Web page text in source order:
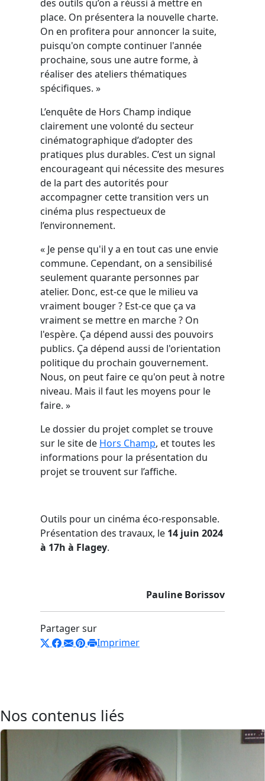
des outils qu’on a réussi à mettre en
place. On présentera la nouvelle charte.
On en profitera pour annoncer la suite,
puisqu'on compte continuer l'année
prochaine, sous une autre forme, à
réaliser des ateliers thématiques
spécifiques. »
L’enquête de Hors Champ indique
clairement une volonté du secteur
cinématographique d’adopter des
pratiques plus durables. C’est un signal
encourageant qui nécessite des mesures
de la part des autorités pour
accompagner cette transition vers un
cinéma plus respectueux de
l’environnement.
« Je pense qu'il y a en tout cas une envie
commune. Cependant, on a sensibilisé
seulement quarante personnes par
atelier. Donc, est-ce que le milieu va
vraiment bouger ? Est-ce que ça va
vraiment se mettre en marche ? On
l'espère. Ça dépend aussi des pouvoirs
publics. Ça dépend aussi de l'orientation
politique du prochain gouvernement.
Nous, on peut faire ce qu'on peut à notre
niveau. Mais il faut les moyens pour le
faire. »
Le dossier du projet complet se trouve
sur le site de Hors Champ, et toutes les
informations pour la présentation du
projet se trouvent sur l’affiche.
Outils pour un cinéma éco-responsable.
Présentation des travaux, le 14 juin 2024
à 17h à Flagey.
Pauline Borissov
Partager sur
Imprimer
Nos contenus liés